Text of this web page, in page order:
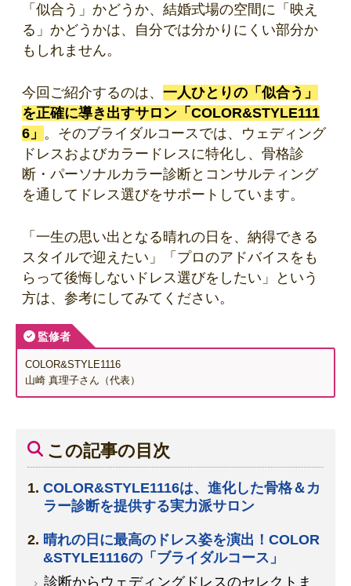
「似合う」かどうか、結婚式場の空間に「映え
る」かどうかは、自分では分かりにくい部分か
もしれません。
今回ご紹介するのは、 一人ひとりの「似合う」
を正確に導き出すサロン「COLOR&STYLE111
6」 。そのブライダルコースでは、ウェディング
ドレスおよびカラードレスに特化し、骨格診
断・パーソナルカラー診断とコンサルティング
を通してドレス選びをサポートしています。
「一生の思い出となる晴れの日を、納得できる
スタイルで迎えたい」「プロのアドバイスをも
らって後悔しないドレス選びをしたい」という
方は、参考にしてみてください。
監修者
COLOR&STYLE1116
山崎 真理子さん（代表）
この記事の目次
COLOR&STYLE1116は、進化した骨格＆カ
ラー診断を提供する実力派サロン
晴れの日に最高のドレス姿を演出！COLOR
&STYLE1116の「ブライダルコース」
診断からウェディングドレスのセレクトま